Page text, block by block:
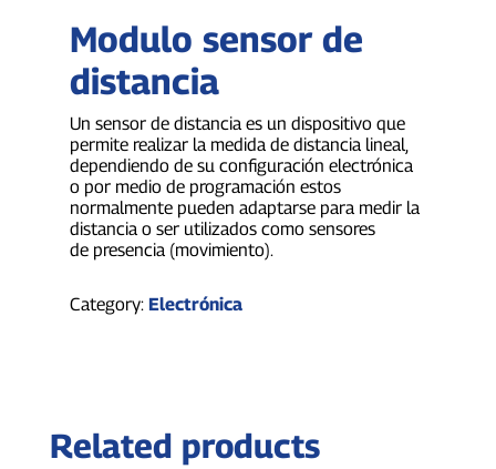
Modulo sensor de
distancia
Un sensor de distancia es un dispositivo que
permite realizar la medida de distancia lineal,
dependiendo de su configuración electrónica
o por medio de programación estos
normalmente pueden adaptarse para medir la
distancia o ser utilizados como sensores
de presencia (movimiento).
Category: Electrónica
Related products